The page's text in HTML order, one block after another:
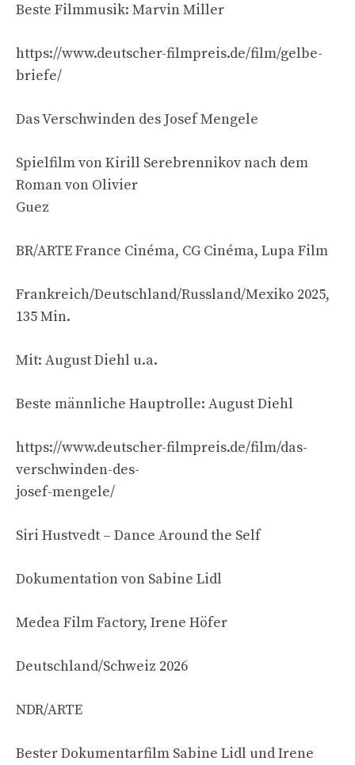
Beste Filmmusik: Marvin Miller
https://www.deutscher-filmpreis.de/film/gelbe-
briefe/
Das Verschwinden des Josef Mengele
Spielfilm von Kirill Serebrennikov nach dem
Roman von Olivier
Guez
BR/ARTE France Cinéma, CG Cinéma, Lupa Film
Frankreich/Deutschland/Russland/Mexiko 2025,
135 Min.
Mit: August Diehl u.a.
Beste männliche Hauptrolle: August Diehl
https://www.deutscher-filmpreis.de/film/das-
verschwinden-des-
josef-mengele/
Siri Hustvedt – Dance Around the Self
Dokumentation von Sabine Lidl
Medea Film Factory, Irene Höfer
Deutschland/Schweiz 2026
NDR/ARTE
Bester Dokumentarfilm Sabine Lidl und Irene